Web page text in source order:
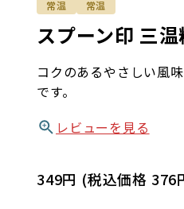
スプーン印 三
コクのあるやさしい風
です。
レビューを見る
349円 (税込価格 376
常温 常温